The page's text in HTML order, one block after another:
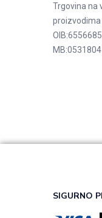
Trgovina na
proizvodima
OIB:
MB:
SIGURNO